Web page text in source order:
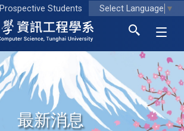
Prospective Students Select Language ▼
最新消息